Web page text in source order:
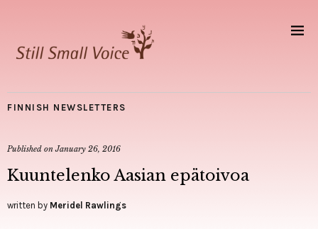
FINNISH NEWSLETTERS
Published onJanuary 26, 2016
Kuuntelenko Aasian epätoivoa
written by Meridel Rawlings